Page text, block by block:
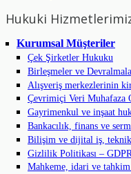
Hukuki
Kurumsal Müşteriler
Çek Şirketler Hukuku
Birleşmeler ve
Alışveriş merkezlerinin
Çevrimiçi Veri Muhafaza
Gayrimenkul ve inşaat
Bankacılık, finans ve
Bilişim ve dijital iş, teknik
Gizlilik Politikası – GDPR
Mahkeme, idari ve